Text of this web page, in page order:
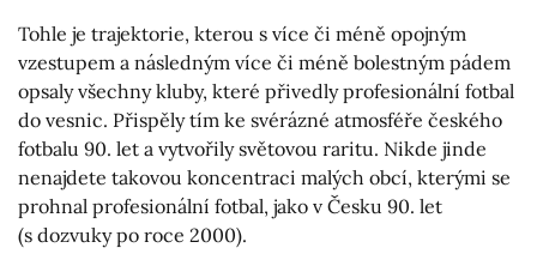
Tohle je trajektorie, kterou s více či méně opojným
vzestupem a následným více či méně bolestným pádem
opsaly všechny kluby, které přivedly profesionální fotbal
do vesnic. Přispěly tím ke svérázné atmosféře českého
fotbalu 90. let a vytvořily světovou raritu. Nikde jinde
nenajdete takovou koncentraci malých obcí, kterými se
prohnal profesionální fotbal, jako v Česku 90. let
(s dozvuky po roce 2000).